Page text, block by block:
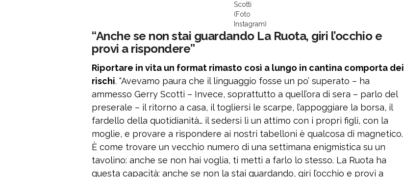
Scotti
(Foto
Instagram)
“Anche se non stai guardando La Ruota, giri l’occhio e
provi a rispondere”
Riportare in vita un format rimasto così a lungo in cantina comporta dei
rischi. “Avevamo paura che il linguaggio fosse un po’ superato – ha
ammesso Gerry Scotti – Invece, soprattutto a quell’ora di sera – parlo del
preserale – il ritorno a casa, il togliersi le scarpe, l’appoggiare la borsa, il
fardello della quotidianità… il sedersi lì un attimo con i propri figli, con la
moglie, e provare a rispondere ai nostri tabelloni è qualcosa di magnetico.
È come trovare un vecchio numero di una settimana enigmistica su un
tavolino: anche se non hai voglia, ti metti a farlo lo stesso. La Ruota ha
questa capacità: anche se non la stai guardando, giri l’occhio e provi a